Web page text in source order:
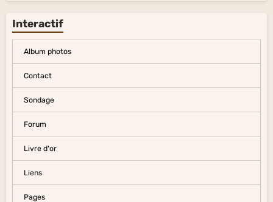
Interactif
Album photos
Contact
Sondage
Forum
Livre d'or
Liens
Pages